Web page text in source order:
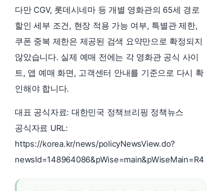
다만 CGV, 롯데시네마 등 개별 영화관의 65세 경로
할인 세부 조건, 현장 적용 가능 여부, 특별관 제한,
쿠폰 중복 제한은 제공된 검색 요약만으로 확정되지
않았습니다. 실제 예매 전에는 각 영화관 공식 사이
트, 앱 예매 화면, 고객센터 안내를 기준으로 다시 확
인해야 합니다.
대표 공식자료: 대한민국 정책브리핑 정책뉴스
공식자료 URL:
https://korea.kr/news/policyNewsView.do?
newsId=148964086&pWise=main&pWiseMain=R4